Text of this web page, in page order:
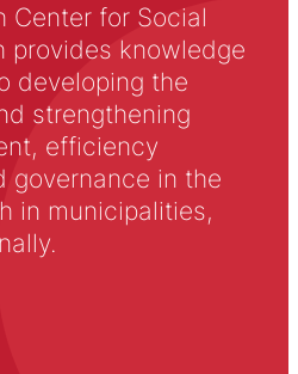
Center for Social
provides knowledge
developing the
strengthening
efficiency
governance in the
in municipalities,